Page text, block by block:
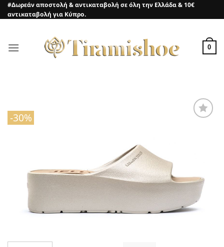
Μετάβαση
στο
#Δωρεάν αποστολή & αντικαταβολή σε όλη την Ελλάδα & 10€
αντικαταβολή για Κύπρο.
0
-30%